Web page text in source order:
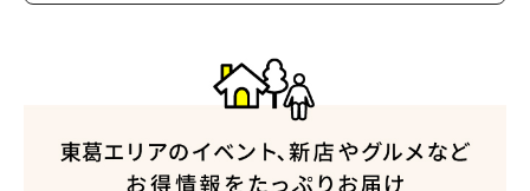
#イベント#公園#教えたい／教えて投稿記事